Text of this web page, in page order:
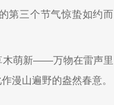
第三个节气惊蛰如约而
木萌新——万物在雷声里
漫山遍野的盎然春意。